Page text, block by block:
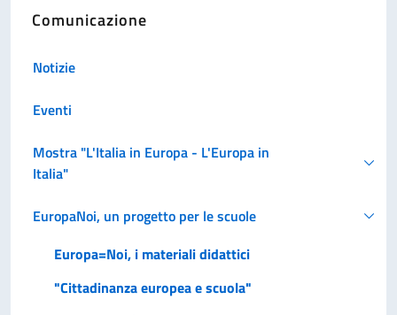
Comunicazione
Notizie
Eventi
Mostra "L'Italia in Europa - L'Europa in
Italia"
EuropaNoi, un progetto per le scuole
Europa=Noi, i materiali didattici
"Cittadinanza europea e scuola"